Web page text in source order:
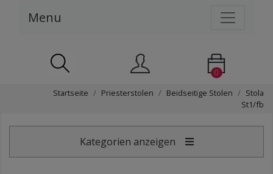
Menu
0
Startseite Priesterstolen Beidseitige Stolen
Stola
St1/fb
Kategorien anzeigen